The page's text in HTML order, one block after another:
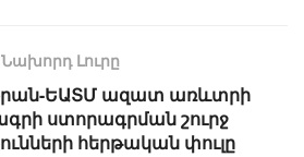
Նախորդ Լուրը
Իրան-ԵԱՏՄ ազատ առևտրի
ստորագրման շուրջ
հերթական փուլը